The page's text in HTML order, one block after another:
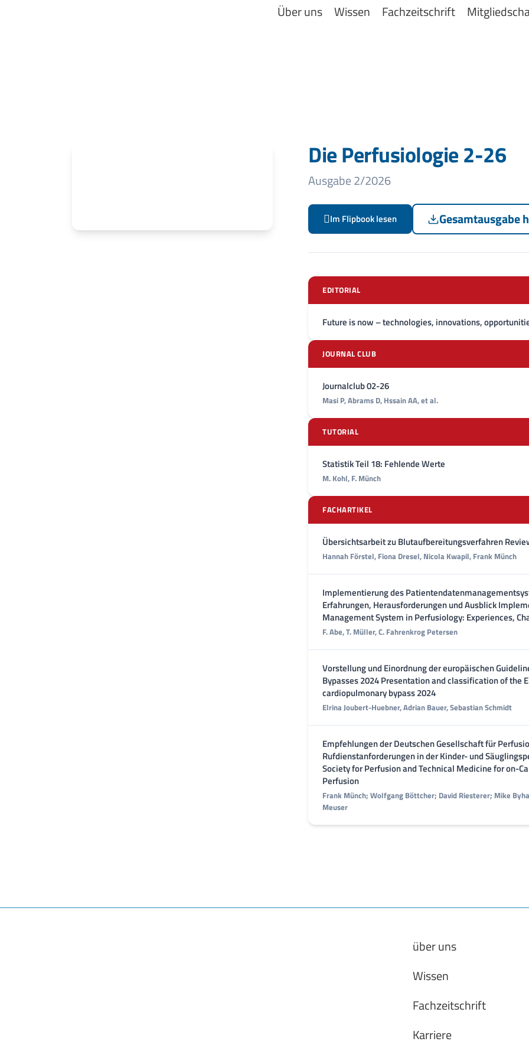
Über uns Wissen Fachzeitschrift
Die Perfusiologie 2-26
Ausgabe 2/2026
Im Flipbook lesen Gesamtausgabe
EDITORIAL
Future is now – technologies, innovations,
JOURNAL CLUB
Journalclub 02-26
Masi P, Abrams D, Hssain AA, et al.
TUTORIAL
Statistik Teil 18: Fehlende Werte
M. Kohl, F. Münch
FACHARTIKEL
Übersichtsarbeit zu Blutaufbereitungsverfahren
Hannah Förstel, Fiona Dresel, Nicola Kwapil, Frank Münch
Implementierung des
Erfahrungen, Herausforderungen und Ausblick
Management System in Perfusiology: Experiences,
F. Abe, T. Müller, C. Fahrenkrog Petersen
Vorstellung und Einordnung der europäischen
Bypasses 2024 Presentation and classification of the
cardiopulmonary bypass 2024
Elrina Joubert-Huebner, Adrian Bauer, Sebastian Schmidt
Empfehlungen der Deutschen Gesellschaft für
Rufdienstanforderungen in der Kinder- und
Society for Perfusion and Technical Medicine for on-
Perfusion
Frank Münch; Wolfgang Böttcher; David Riesterer; Mike
Meuser
über uns
Wissen
Fachzeitschrift
Karriere